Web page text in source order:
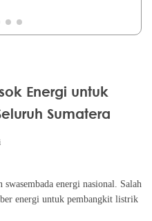
Energi untuk
Sumatera
energi nasional. Salah
energi untuk pembangkit listrik